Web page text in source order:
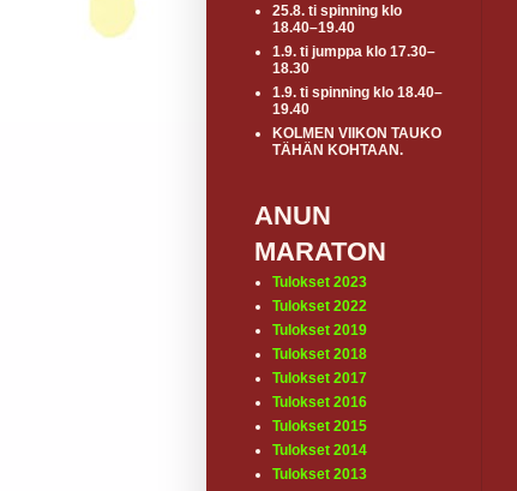
25.8. ti spinning klo
18.40–19.40
1.9. ti jumppa klo 17.30–
18.30
1.9. ti spinning klo 18.40–
19.40
KOLMEN VIIKON TAUKO
TÄHÄN KOHTAAN.
ANUN
MARATON
Tulokset 2023
Tulokset 2022
Tulokset 2019
Tulokset 2018
Tulokset 2017
Tulokset 2016
Tulokset 2015
Tulokset 2014
Tulokset 2013